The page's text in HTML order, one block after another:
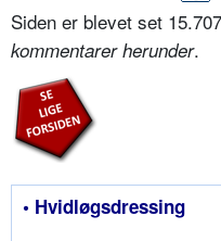
Siden er blevet set
kommentarer herunder.
• Hvidløgsdressing